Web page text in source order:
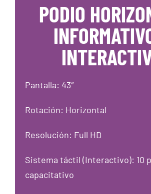
PODIO
Pantalla: 43″
Rotación: Horizontal
Resolución: Full HD
Sistema táctil (Interactivo): 10
capacitativo